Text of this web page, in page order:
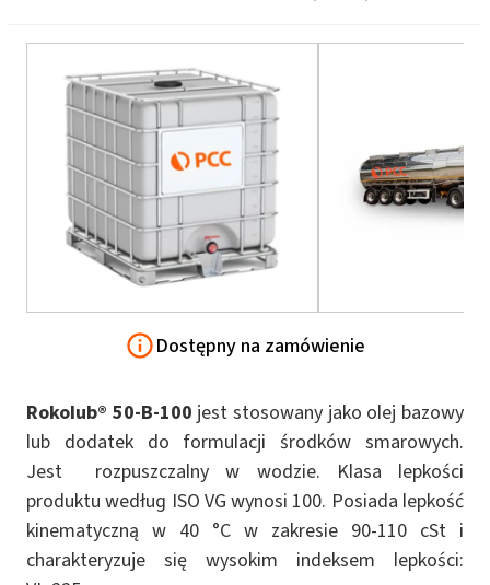
Dostępny na zamówienie
Rokolub® 50-B-100 jest stosowany jako olej bazowy
lub dodatek do formulacji środków smarowych.
Jest rozpuszczalny w wodzie. Klasa lepkości
produktu według ISO VG wynosi 100. Posiada lepkość
kinematyczną w 40 °C w zakresie 90-110 cSt i
charakteryzuje się wysokim indeksem lepkości: